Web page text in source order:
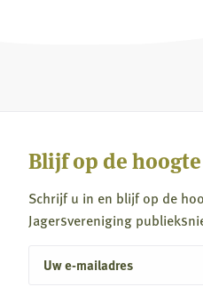
Blijf op de hoogte
Schrijf u in en blijf op de
Jagersvereniging
mailadres